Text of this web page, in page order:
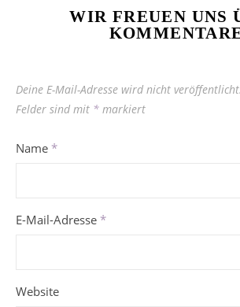
WIR FREUEN UNS
Deine E-Mail-Adresse wird nicht veröffentlicht.
Felder sind mit * markiert
Name *
E-Mail-Adresse *
Website